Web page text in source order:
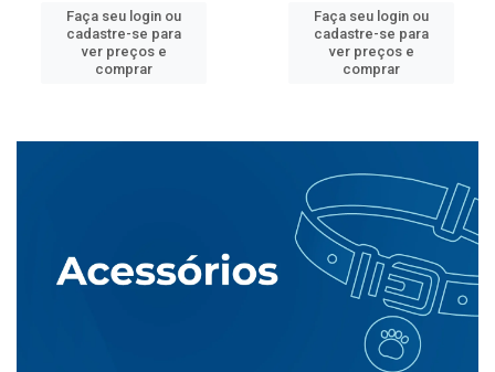
Faça seu login ou
cadastre-se para
ver preços e
comprar
Faça seu login ou
cadastre-se para
ver preços e
comprar